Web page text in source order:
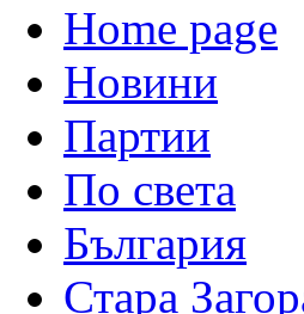
Home page
Новини
Партии
По света
България
Стара